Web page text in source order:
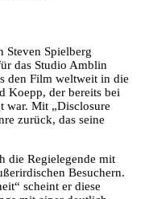
Spielberg
das Studio Amblin
den Film weltweit in die
Koepp, der bereits bei
war. Mit „Disclosure
zurück, das seine
die Regielegende mit
Besuchern.
scheint er diese